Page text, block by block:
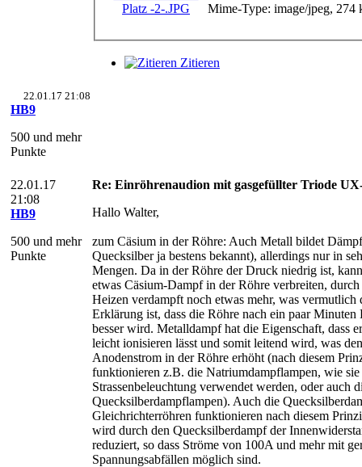
Mime-Type: image/jpeg, 274
Zitieren
22.01.17 21:08
HB9
500 und mehr
Punkte
22.01.17
21:08
HB9
500 und mehr
Punkte
Re: Einröhrenaudion mit gasgefüllter Triode
Hallo Walter,
zum Cäsium in der Röhre: Auch Metall bildet
Quecksilber ja bestens bekannt), allerdings nur in
Mengen. Da in der Röhre der Druck niedrig ist,
etwas Cäsium-Dampf in der Röhre verbreiten, durch
Heizen verdampft noch etwas mehr, was vermutlich
Erklärung ist, dass die Röhre nach ein paar Minuten
besser wird. Metalldampf hat die Eigenschaft, dass
leicht ionisieren lässt und somit leitend wird, was den
Anodenstrom in der Röhre erhöht (nach diesem
funktionieren z.B. die Natriumdampflampen, wie
Strassenbeleuchtung verwendet werden, oder auch
Quecksilberdampflampen). Auch die
Gleichrichterröhren funktionieren nach diesem
wird durch den Quecksilberdampf der
reduziert, so dass Ströme von 100A und mehr mit
Spannungsabfällen möglich sind.